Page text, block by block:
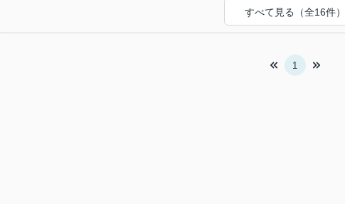
すべて見る（全16件）
1